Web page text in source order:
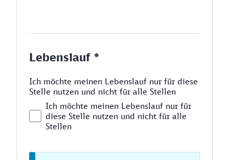
Lebenslauf *
Ich möchte meinen Lebenslauf nur für diese
Stelle nutzen und nicht für alle Stellen
Ich möchte meinen Lebenslauf nur für
diese Stelle nutzen und nicht für alle
Stellen